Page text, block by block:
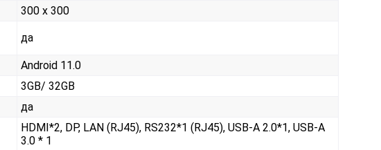
300 x 300
да
Android 11.0
3GB/ 32GB
да
HDMI*2, DP, LAN (RJ45), RS232*1 (RJ45), USB-A 2.0*1, USB-A
3.0 * 1